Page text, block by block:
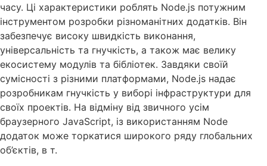
часу. Ці характеристики роблять Node.js потужним
інструментом розробки різноманітних додатків. Він
забезпечує високу швидкість виконання,
універсальність та гнучкість, а також має велику
екосистему модулів та бібліотек. Завдяки своїй
сумісності з різними платформами, Node.js надає
розробникам гнучкість у виборі інфраструктури для
своїх проектів. На відміну від звичного усім
браузерного JavaScript, із використанням Node
додаток може торкатися широкого ряду глобальних
об’єктів, в т.